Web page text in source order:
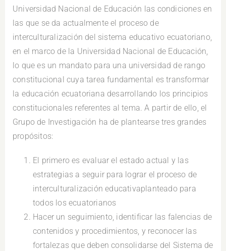
Universidad Nacional de Educación las condiciones en
las que se da actualmente el proceso de
interculturalización del sistema educativo ecuatoriano,
en el marco de la Universidad Nacional de Educación,
lo que es un mandato para una universidad de rango
constitucional cuya tarea fundamental es transformar
la educación ecuatoriana desarrollando los principios
constitucionales referentes al tema. A partir de ello, el
Grupo de Investigación ha de plantearse tres grandes
propósitos:
El primero es evaluar el estado actual y las
estrategias a seguir para lograr el proceso de
interculturalización educativaplanteado para
todos los ecuatorianos
Hacer un seguimiento, identificar las falencias de
contenidos y procedimientos, y reconocer las
fortalezas que deben consolidarse del Sistema de